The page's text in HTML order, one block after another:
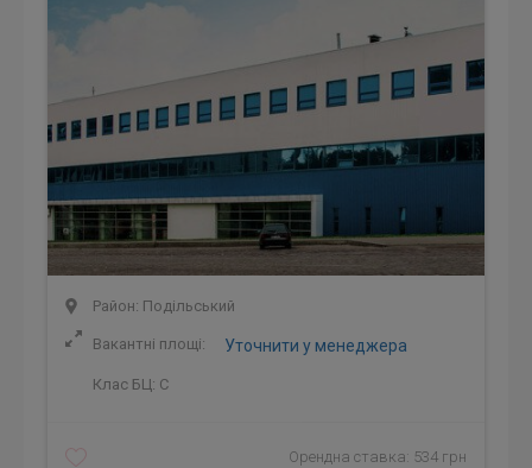
Район: Подільський
Вакантні площі: Уточнити у менеджера
Клас БЦ: C
Орендна ставка: 534 грн